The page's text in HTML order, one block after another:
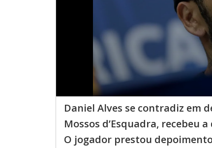
Daniel Alves se contradiz em
Mossos d’Esquadra, recebeu
O jogador prestou